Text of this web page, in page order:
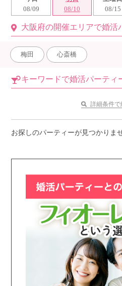
利用規約
個人情報保護方針launch
子どもの安全基準に関するポリシー
公式アカウントで最
約1,300店
おすすめの優良結婚
個人情報保護のた
プライバシーマ
08/09
08/10
08/15
大阪府の開催エリアで婚活
梅田 心斎橋
キーワードで婚活パーティ
詳細条件で
お探しのパーティーが見つかりま